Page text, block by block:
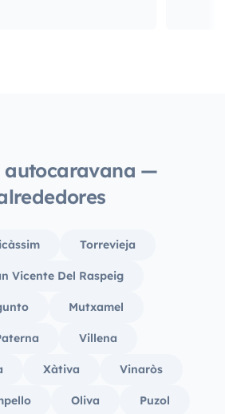
autocaravana —
Torrevieja
Vicente Del Raspeig
Mutxamel
Villena
Xàtiva Vinaròs
Oliva Puzol